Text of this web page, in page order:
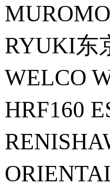
RYUKI东
WELCO
HRF160